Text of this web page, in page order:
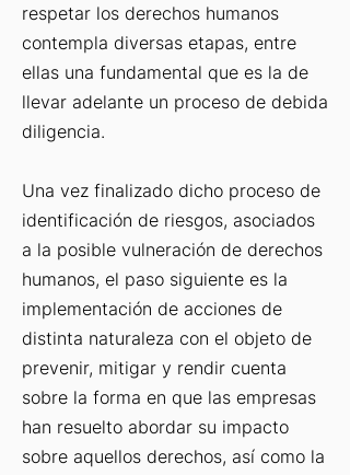
respetar los derechos humanos
contempla diversas etapas, entre
ellas una fundamental que es la de
llevar adelante un proceso de debida
diligencia.
Una vez finalizado dicho proceso de
identificación de riesgos, asociados
a la posible vulneración de derechos
humanos, el paso siguiente es la
implementación de acciones de
distinta naturaleza con el objeto de
prevenir, mitigar y rendir cuenta
sobre la forma en que las empresas
han resuelto abordar su impacto
sobre aquellos derechos, así como la